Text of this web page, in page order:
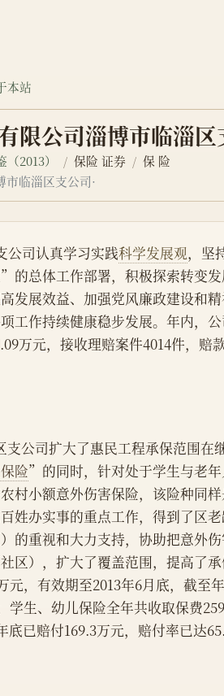
本站
限公司淄博市临淄区
2013） 保险 证券
保 险
市临淄区支公司·
公司认真学习实践科学发展观，坚
总体工作部署，积极探索转变
发展效益、加强党风廉政建设和
工作持续健康稳步发展。年内，
万元，接收理赔案件4014件，赔
支公司扩大了惠民工程承保范围
险”的同时，针对处于学生与老
村小额意外伤害保险，该险种同
姓办实事的重点工作，得到了区
的重视和大力支持，协助把意外
区），扩大了覆盖范围，提高了
，有效期至2013年6月底，截至
学生、幼儿保险全年共收取保费
已赔付169.3万元，赔付率已达